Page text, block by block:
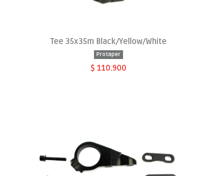
Tee 35x35m Black/Yellow/White
Protaper
$ 110.900